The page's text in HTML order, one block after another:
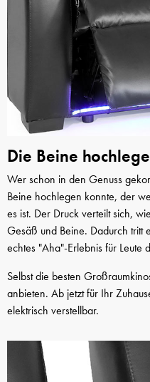
Die Beine
Wer schon in den Genuss
Beine hochlegen konnte, der
es ist. Der Druck verteilt sich,
Gesäß und Beine. Dadurch tritt
echtes "Aha"-Erlebnis für Leute
Selbst die besten
anbieten. Ab jetzt für Ihr
elektrisch verstellbar.